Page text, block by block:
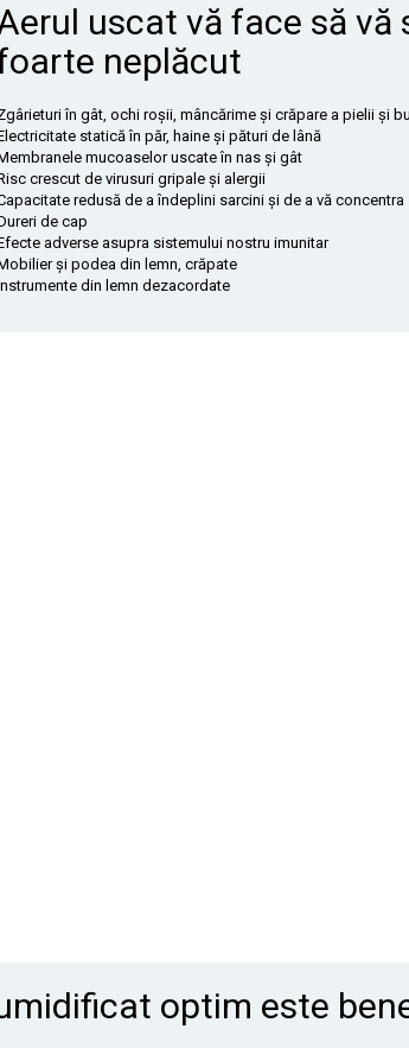
uscat vă face să vă
neplăcut
în gât, ochi roșii, mâncărime și crăpare a pielii și
statică în păr, haine și pături de lână
mucoaselor uscate în nas și gât
crescut de virusuri gripale și alergii
redusă de a îndeplini sarcini și de a vă concentra
de cap
adverse asupra sistemului nostru imunitar
și podea din lemn, crăpate
din lemn dezacordate
optim este